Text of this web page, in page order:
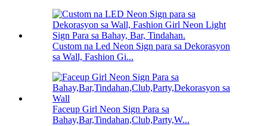
Custom na Led Neon Sign para sa Dekorasyon
sa Wall, Fashion Gi...
Faceup Girl Neon Sign Para sa
Bahay,Bar,Tindahan,Club,Party,W...